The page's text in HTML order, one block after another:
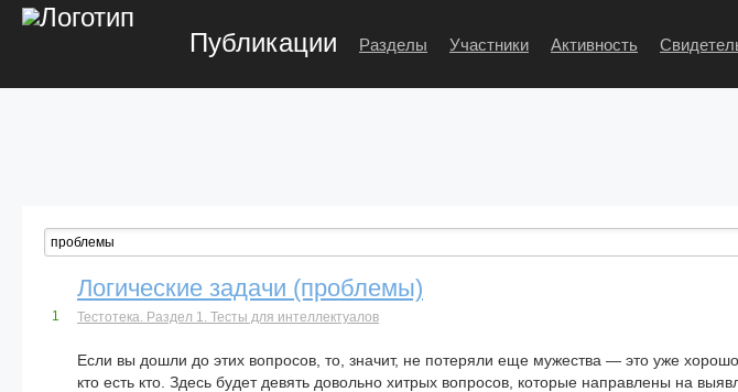
Публикации Разделы Участники Активность
Логические задачи (проблемы)
1 Тестотека. Раздел 1. Тесты для интеллектуалов
Если вы дошли до этих вопросов, то, значит, не потеряли еще мужества — это уже
кто есть кто. Здесь будет девять довольно хитрых вопросов, которые направлены на